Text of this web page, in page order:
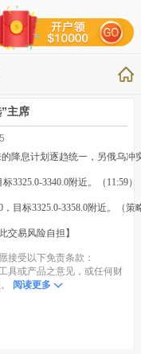
主席
降息计划逐趋统一，另俄乌
3325.0-3340.0附近。（11:59）
目标3325.0-3358.0附近。（策
交易风险自担】
接受以下免责条款：
具或产品之意见，或任何财
阅读更多